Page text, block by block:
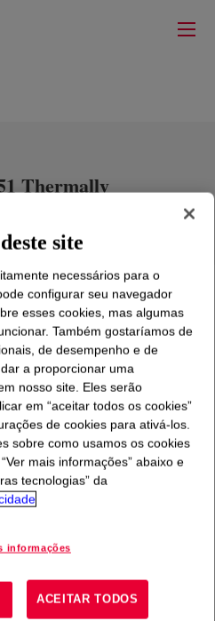
Thermally
Thermally Conductive
material termicamente
cura, cinza,
site
necessários para o
configurar seu navegador
esses cookies, mas algumas
Também gostaríamos de
de desempenho e de
a proporcionar uma
nosso site. Eles serão
em “aceitar todos os cookies”
de cookies para ativá-los.
sobre como usamos os cookies
mais informações” abaixo e
tecnologias” da
informações
ACEITAR TODOS